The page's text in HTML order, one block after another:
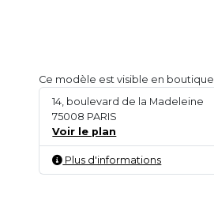
Ce modèle est visible en boutique
14, boulevard de la Madeleine
75008 PARIS
Voir le plan
Plus d'informations